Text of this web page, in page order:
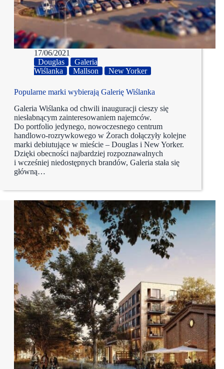
17/06/2021
Douglas
Galeria
Wiślanka
Mallson New Yorker
Popularne marki wybierają Galerię Wiślanka
Galeria Wiślanka od chwili inauguracji cieszy się
niesłabnącym zainteresowaniem najemców.
Do portfolio jedynego, nowoczesnego centrum
handlowo-rozrywkowego w Żorach dołączyły kolejne
marki debiutujące w mieście – Douglas i New Yorker.
Dzięki obecności najbardziej rozpoznawalnych
i wcześniej niedostępnych brandów, Galeria stała się
główną…